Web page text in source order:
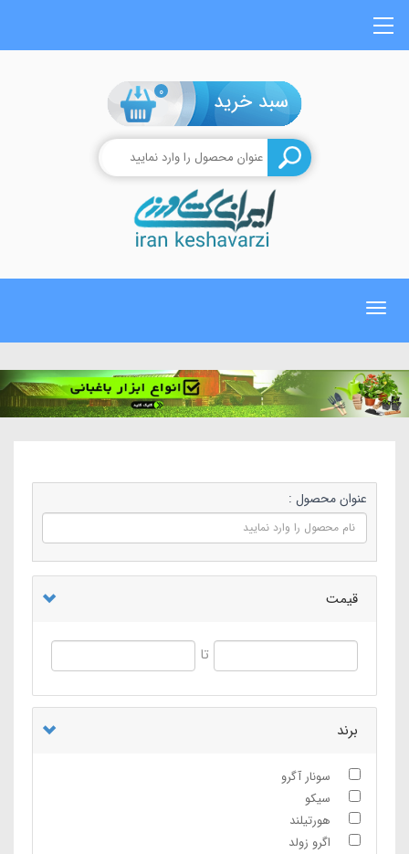
0
Toggle
عنوان محصول :
قیمت
تا
برند
سونار آگرو
سیکو
هورتیلند
اگرو زولد